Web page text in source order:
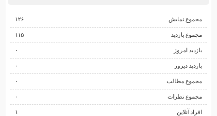
مجموع نمایش‌ ۱۲۶
مجموع بازدید ۱۱۵
بازدید امروز ۰
بازدید دیروز ۰
مجموع مطالب ۰
مجموع نظرات ۰
افراد آنلاین ۱